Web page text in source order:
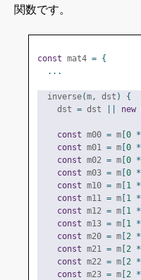
関数です。
const mat4 = {
...
  inverse
(m, dst )
{
    dst
= dst new
const m00 = m 0 *
const m01 = m 0 *
const m02 = m 0 *
const m03 = m 0 *
const m10 = m 1 *
const m11 = m 1 *
const m12 = m 1 *
const m13 = m 1 *
const m20 = m 2 *
const m21 = m 2 *
const m22 = m 2 *
const m23 = m 2 *